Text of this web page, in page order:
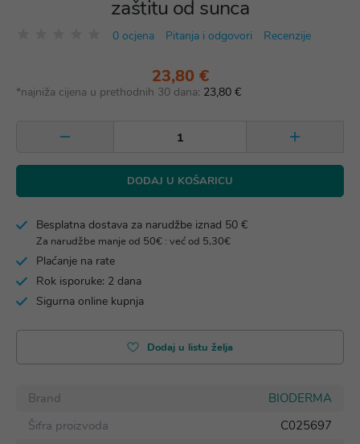
zaštitu od sunca
0 ocjena Pitanja i odgovori Recenzije
23,80 €
*najniža cijena u prethodnih 30 dana: 23,80 €
DODAJ U KOŠARICU
Besplatna dostava za narudžbe iznad 50 €
Za narudžbe manje od 50€ : već od 5,30€
Plaćanje na rate
Rok isporuke: 2 dana
Sigurna online kupnja
Dodaj u listu želja
Brand
BIODERMA
Šifra proizvoda
C025697